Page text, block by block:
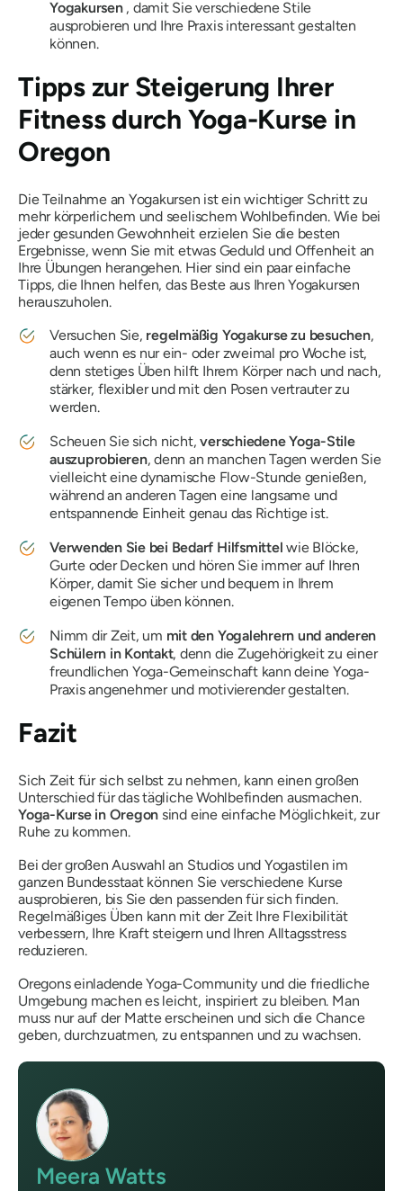
Yogakursen , damit Sie verschiedene Stile
ausprobieren und Ihre Praxis interessant gestalten
können.
Tipps zur Steigerung Ihrer
Fitness durch Yoga-Kurse in
Oregon
Die Teilnahme an Yogakursen ist ein wichtiger Schritt zu
mehr körperlichem und seelischem Wohlbefinden. Wie bei
jeder gesunden Gewohnheit erzielen Sie die besten
Ergebnisse, wenn Sie mit etwas Geduld und Offenheit an
Ihre Übungen herangehen. Hier sind ein paar einfache
Tipps, die Ihnen helfen, das Beste aus Ihren Yogakursen
herauszuholen.
Versuchen Sie, regelmäßig Yogakurse zu besuchen,
auch wenn es nur ein- oder zweimal pro Woche ist,
denn stetiges Üben hilft Ihrem Körper nach und nach,
stärker, flexibler und mit den Posen vertrauter zu
werden.
Scheuen Sie sich nicht,verschiedene Yoga-Stile
auszuprobieren, denn an manchen Tagen werden Sie
vielleicht eine dynamische Flow-Stunde genießen,
während an anderen Tagen eine langsame und
entspannende Einheit genau das Richtige ist.
Verwenden Sie bei Bedarf Hilfsmittel wie Blöcke,
Gurte oder Decken und hören Sie immer auf Ihren
Körper, damit Sie sicher und bequem in Ihrem
eigenen Tempo üben können.
Nimm dir Zeit, um mit den Yogalehrern und anderen
Schülern in Kontakt, denn die Zugehörigkeit zu einer
freundlichen Yoga-Gemeinschaft kann deine Yoga-
Praxis angenehmer und motivierender gestalten.
Fazit
Sich Zeit für sich selbst zu nehmen, kann einen großen
Unterschied für das tägliche Wohlbefinden ausmachen.
Yoga-Kurse in Oregon sind eine einfache Möglichkeit, zur
Ruhe zu kommen.
Bei der großen Auswahl an Studios und Yogastilen im
ganzen Bundesstaat können Sie verschiedene Kurse
ausprobieren, bis Sie den passenden für sich finden.
Regelmäßiges Üben kann mit der Zeit Ihre Flexibilität
verbessern, Ihre Kraft steigern und Ihren Alltagsstress
reduzieren.
Oregons einladende Yoga-Community und die friedliche
Umgebung machen es leicht, inspiriert zu bleiben. Man
muss nur auf der Matte erscheinen und sich die Chance
geben, durchzuatmen, zu entspannen und zu wachsen.
Meera Watts